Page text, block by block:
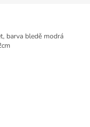
barva bledě modrá